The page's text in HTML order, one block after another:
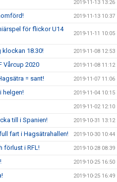
2019-11-13 13:26
2019-11-13 10:37
för flickor U14
2019-11-11 10:05
klockan 18.30! 2019-11-08 12:53
Vårcup 2020 2019-11-08 11:12
= sant! 2019-11-07 11:06
helgen! 2019-11-04 10:15
2019-11-02 12:10
till i Spanien! 2019-10-31 13:12
fart i Hagsätrahallen! 2019-10-30 10:44
förlust i RFL! 2019-10-28 08:39
2019-10-25 16:50
2019-10-25 16:49